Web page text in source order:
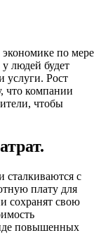
по мере
людей будет
услуги. Рост
что компании
чтобы
сталкиваются с
плату для
сохранят свою
повышенных